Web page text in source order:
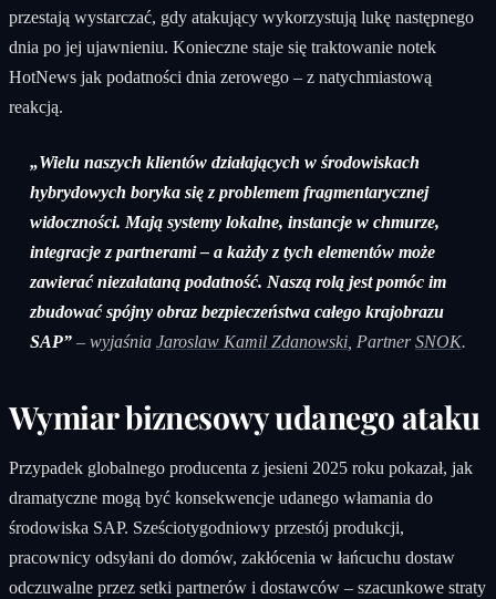
przestają wystarczać, gdy atakujący wykorzystują lukę następnego
dnia po jej ujawnieniu. Konieczne staje się traktowanie notek
HotNews jak podatności dnia zerowego – z natychmiastową
reakcją.
„Wielu naszych klientów działających w środowiskach
hybrydowych boryka się z problemem fragmentarycznej
widoczności. Mają systemy lokalne, instancje w chmurze,
integracje z partnerami – a każdy z tych elementów może
zawierać niezałataną podatność. Naszą rolą jest pomóc im
zbudować spójny obraz bezpieczeństwa całego krajobrazu
SAP”– wyjaśnia Jaroslaw Kamil Zdanowski, PartnerSNOK.
Wymiar biznesowy udanego ataku
Przypadek globalnego producenta z jesieni 2025 roku pokazał, jak
dramatyczne mogą być konsekwencje udanego włamania do
środowiska SAP. Sześciotygodniowy przestój produkcji,
pracownicy odsyłani do domów, zakłócenia w łańcuchu dostaw
odczuwalne przez setki partnerów i dostawców – szacunkowe straty